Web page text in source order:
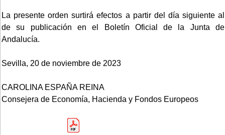
La presente orden surtirá efectos a partir del día siguiente al
de su publicación en el Boletín Oficial de la Junta de
Andalucía.
Sevilla, 20 de noviembre de 2023
CAROLINA ESPAÑA REINA
Consejera de Economía, Hacienda y Fondos Europeos